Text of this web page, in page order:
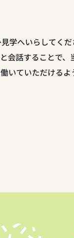
学へいらしてくだ
会話することで
いていただける